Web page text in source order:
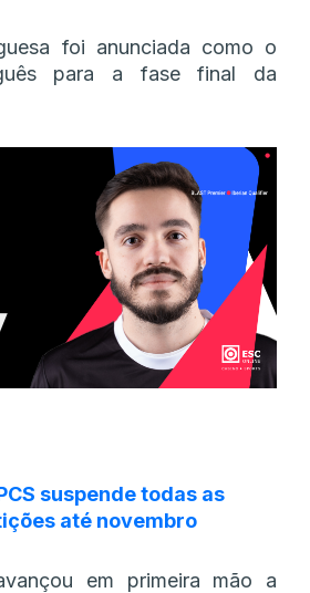
foi anunciada como o
para a fase final da
suspende todas as
até novembro
em primeira mão a